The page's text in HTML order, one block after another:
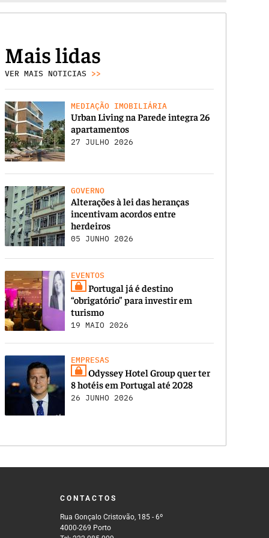
Mais lidas
VER MAIS NOTICIAS >>
MEDIAÇÃO IMOBILIÁRIA
Urban Living na Parede integra 26
apartamentos
27 JULHO 2026
GOVERNO
Alterações à lei das heranças
incentivam acordos entre
herdeiros
05 JUNHO 2026
EVENTOS
Portugal já é destino
“obrigatório” para investir em
turismo
19 MAIO 2026
EMPRESAS
Odyssey Hotel Group quer ter
8 hotéis em Portugal até 2028
26 JUNHO 2026
CONTACTOS
Rua Gonçalo Cristovão, 185 - 6º
4000-269 Porto